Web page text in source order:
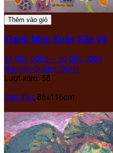
Thêm vào giỏ
Tranh Mùa Xuân Sắp Về
11.000.000₫ – 50.000.000₫
Nguyễn Quang Trung
Lượt xem: 58
Sơn dầu, 86x116cm